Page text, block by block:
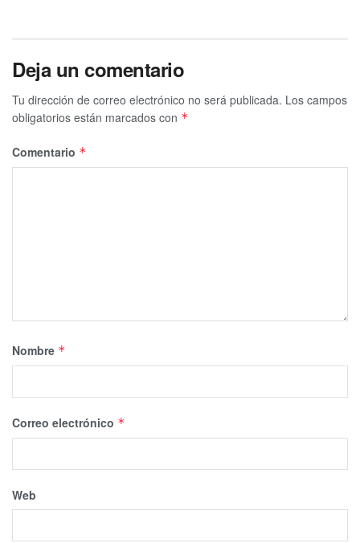
Deja un comentario
Tu dirección de correo electrónico no será publicada. Los campos
obligatorios están marcados con *
Comentario *
Nombre *
Correo electrónico *
Web